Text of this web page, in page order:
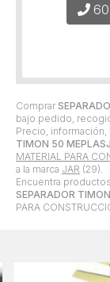
Comprar
bajo pedido,
Precio,
TIMON 50
MATERIAL PARA
a la marca JAR (29).
Encuentra
SEPARADOR
PARA